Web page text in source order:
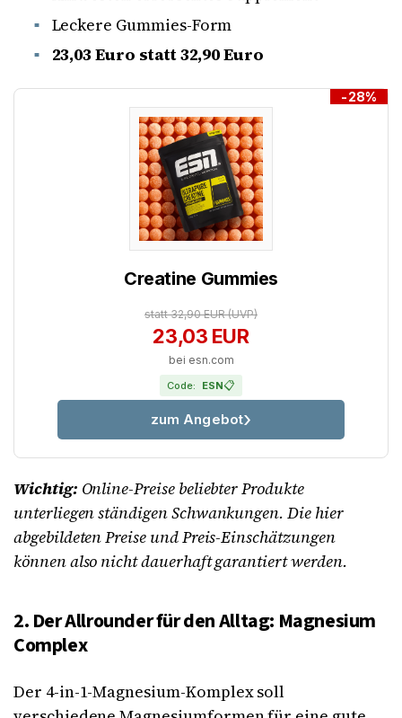
Leckere Gummies-Form
23,03 Euro statt 32,90 Euro
-28%
Creatine Gummies
statt 32,90 EUR(UVP)
23,03 EUR
bei esn.com
Code: ESN📋
zum Angebot
Wichtig: Online-Preise beliebter Produkte
unterliegen ständigen Schwankungen. Die hier
abgebildeten Preise und Preis-Einschätzungen
können also nicht dauerhaft garantiert werden.
2. Der Allrounder für den Alltag: Magnesium
Complex
Der 4-in-1-Magnesium-Komplex soll